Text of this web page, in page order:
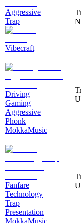
Aggressive
Trap
Vibecraft
Driving
Gaming
Aggressive
Phonk
MokkaMusic
Fanfare
Technology
Trap
Presentation
MokkaMusic